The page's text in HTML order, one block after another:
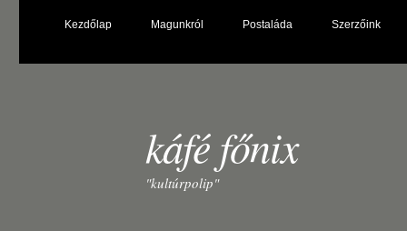
Kezdőlap Magunkról Postaláda Szerzőink
káfé főnix
"kultúrpolip"